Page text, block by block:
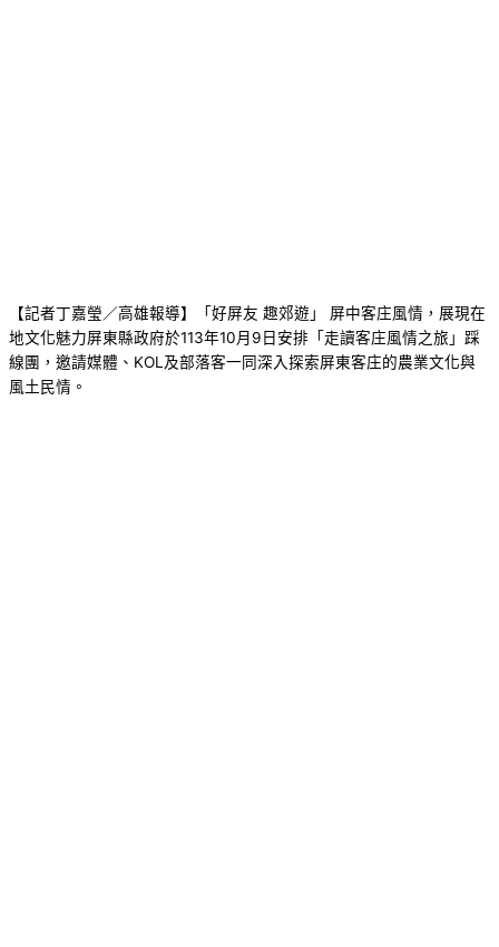
【記者丁嘉瑩／高雄報導】「好屏友 趣郊遊」 屏中客庄風情，展現在
地文化魅力屏東縣政府於113年10月9日安排「走讀客庄風情之旅」踩
線團，邀請媒體、KOL及部落客一同深入探索屏東客庄的農業文化與
風土民情。